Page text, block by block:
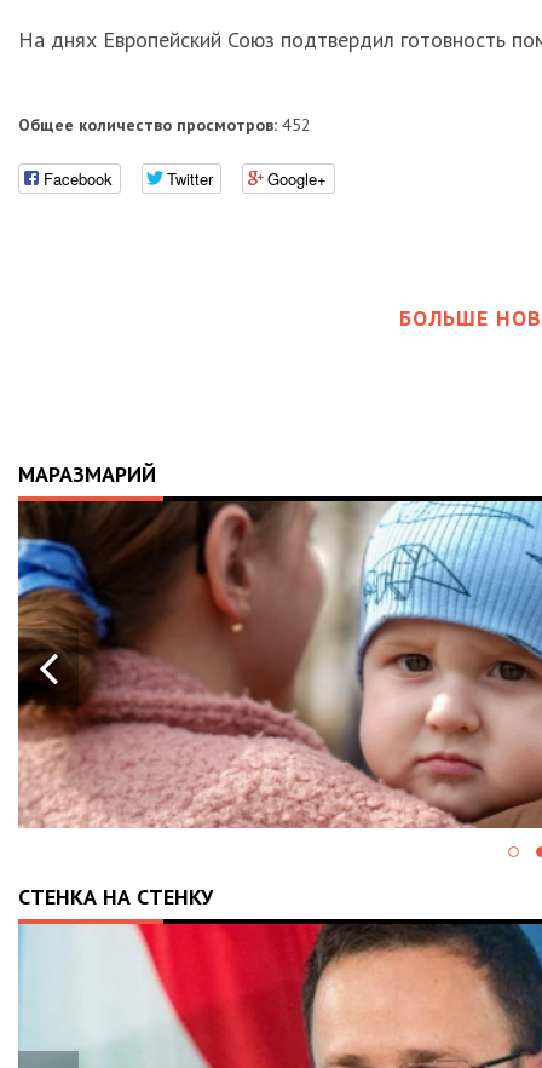
На днях Европейский Союз подтвердил готовность
Общее количество просмотров: 452
Facebook Twitter Google+
БОЛЬШЕ
МАРАЗМАРИЙ
21.04.2026
ІСТОРІЯ,
10-
АПАРАТ
ВАЛЕРІЯ
СТЕНКА НА СТЕНКУ